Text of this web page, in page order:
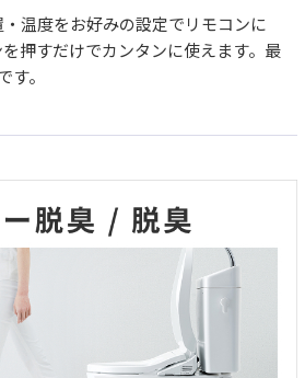
温度をお好みの設定でリモコンに
押すだけでカンタンに使えます。最
す。